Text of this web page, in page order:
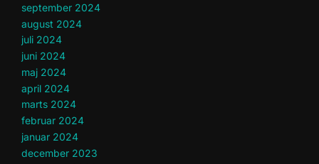
september 2024
august 2024
juli 2024
juni 2024
maj 2024
april 2024
marts 2024
februar 2024
januar 2024
december 2023